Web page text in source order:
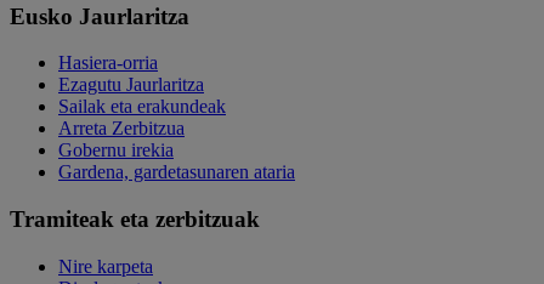
Eusko Jaurlaritza
Hasiera-orria
Ezagutu Jaurlaritza
Sailak eta erakundeak
Arreta Zerbitzua
Gobernu irekia
Gardena, gardetasunaren ataria
Tramiteak eta zerbitzuak
Nire karpeta